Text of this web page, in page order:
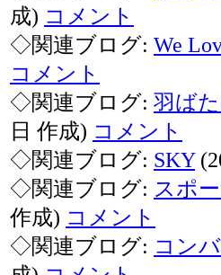
成) コメント
◇関連ブログ: We
コメント
◇関連ブログ: 羽ば
日 作成) コメント
◇関連ブログ: SKY
◇関連ブログ: スポ
作成) コメント
◇関連ブログ: コン